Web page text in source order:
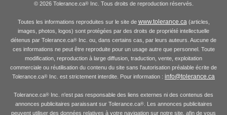
© 2026 Tolerance.ca®Inc. Tous droits de reproduction réservés.
Toutes les informations reproduites sur le site de www.tolerance.ca(articles,
images, photos, logos) sont protégées par des droits de propriété intellectuelle
détenus par Tolerance.ca® Inc. ou, dans certains cas, par leurs auteurs. Aucune de
ces informations ne peut être reproduite pour un usage autre que personnel. Toute
modification, reproduction à large diffusion, traduction, vente, exploitation
commerciale ou réutilisation du contenu du site sans l'autorisation préalable écrite de
Tolerance.ca® Inc. est strictement interdite. Pour information : info@tolerance.ca
Tolerance.ca® Inc. n'est pas responsable des liens externes ni des contenus des
annonces publicitaires paraissant sur Tolerance.ca®. Les annonces publicitaires
peuvent utiliser des données relatives à votre navigation sur notre site, afin de vous